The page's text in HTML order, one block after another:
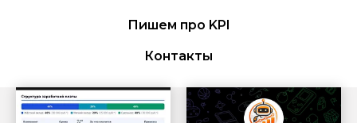
Пишем про KPI
Контакты